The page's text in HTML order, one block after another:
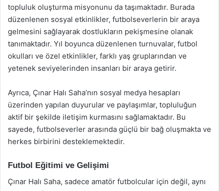
topluluk oluşturma misyonunu da taşımaktadır. Burada
düzenlenen sosyal etkinlikler, futbolseverlerin bir araya
gelmesini sağlayarak dostlukların pekişmesine olanak
tanımaktadır. Yıl boyunca düzenlenen turnuvalar, futbol
okulları ve özel etkinlikler, farklı yaş gruplarından ve
yetenek seviyelerinden insanları bir araya getirir.
Ayrıca, Çınar Halı Saha’nın sosyal medya hesapları
üzerinden yapılan duyurular ve paylaşımlar, topluluğun
aktif bir şekilde iletişim kurmasını sağlamaktadır. Bu
sayede, futbolseverler arasında güçlü bir bağ oluşmakta ve
herkes birbirini desteklemektedir.
Futbol Eğitimi ve Gelişimi
Çınar Halı Saha, sadece amatör futbolcular için değil, aynı